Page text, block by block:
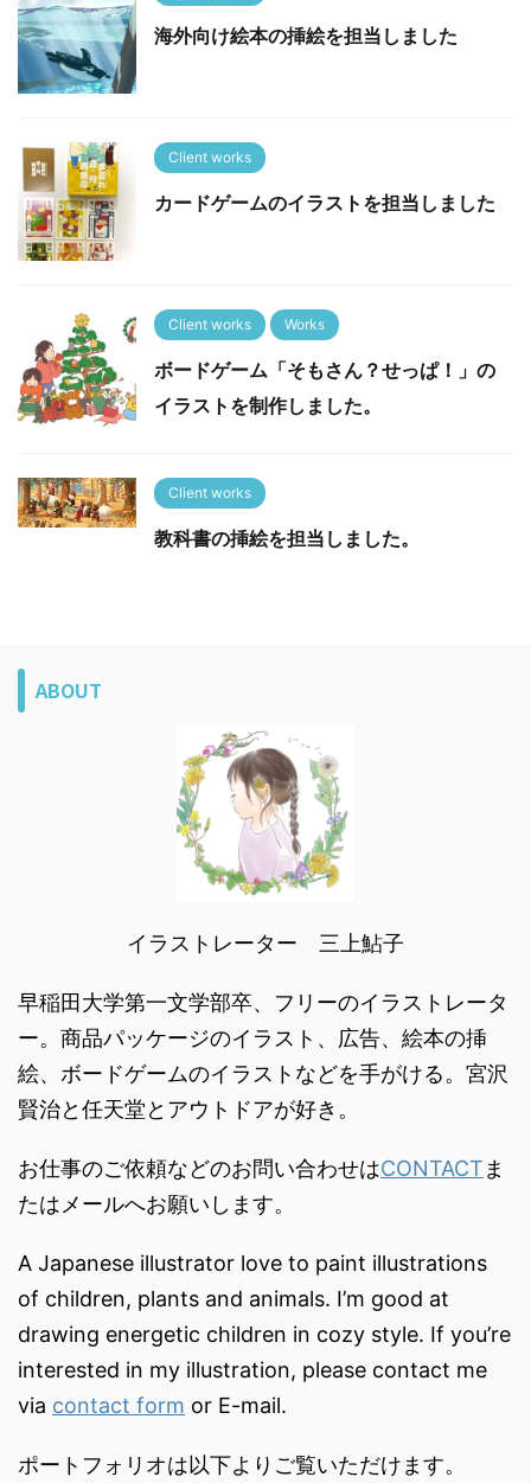
海外向け絵本の挿絵を担当しました
Client works
カードゲームのイラストを担当しました
Client works Works
ボードゲーム「そもさん？せっぱ！」の
イラストを制作しました。
Client works
教科書の挿絵を担当しました。
ABOUT
イラストレーター 三上鮎子
早稲田大学第一文学部卒、フリーのイラストレータ
ー。商品パッケージのイラスト、広告、絵本の挿
絵、ボードゲームのイラストなどを手がける。宮沢
賢治と任天堂とアウトドアが好き。
お仕事のご依頼などのお問い合わせはCONTACT ま
たはメールへお願いします。
A Japanese illustrator love to paint illustrations
of children, plants and animals. I’m good at
drawing energetic children in cozy style. If you’re
interested in my illustration, please contact me
via contact form or E-mail.
ポートフォリオは以下よりご覧いただけます。